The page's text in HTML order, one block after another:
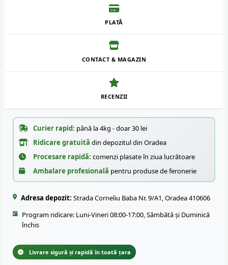
PLATĂ
CONTACT & MAGAZIN
RECENZII
Curier rapid: până la 4kg - doar 30 lei
Ridicare gratuită din depozitul din Oradea
Procesare rapidă: comenzi plasate în ziua lucrătoare
Ambalare profesională pentru produse de feronerie
Adresa depozit: Strada Corneliu Baba Nr. 9/A1, Oradea 410606
Program ridicare: Luni-Vineri 08:00-17:00, Sâmbătă și Duminică
închis
Livrare sigură și rapidă în toată țara